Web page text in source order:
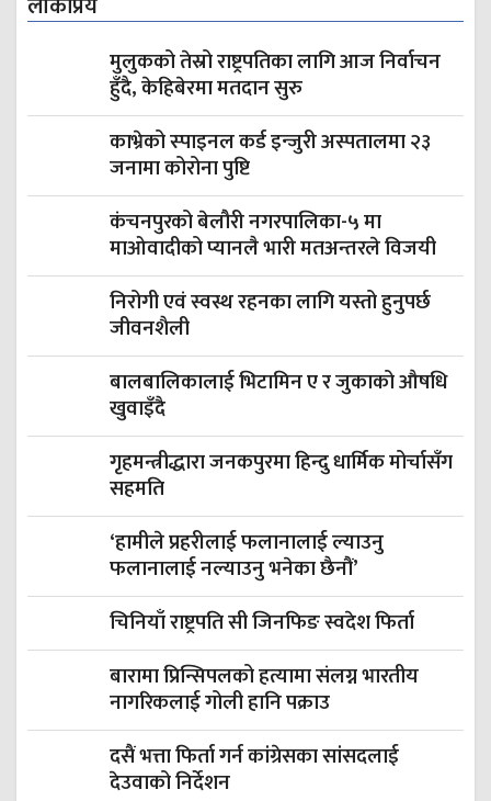
मुलुकको तेस्रो राष्ट्रपतिका लागि आज निर्वाचन
हुँदै, केहिबेरमा मतदान सुरु
काभ्रेको स्‍पाइनल कर्ड इन्जुरी अस्पतालमा २३
जनामा कोरोना पुष्टि
कंचनपुरको बेलौरी नगरपालिका-५ मा
माओवादीको प्यानलै भारी मतअन्तरले विजयी
निरोगी एवं स्वस्थ रहनका लागि यस्तो हुनुपर्छ
जीवनशैली
बालबालिकालाई भिटामिन ए र जुकाको औषधि
खुवाइँदै
गृहमन्त्रीद्धारा जनकपुरमा हिन्दु धार्मिक मोर्चासँग
सहमति
‘हामीले प्रहरीलाई फलानालाई ल्याउनु
फलानालाई नल्याउनु भनेका छैनौं’
चिनियाँ राष्ट्रपति सी जिनफिङ स्वदेश फिर्ता
बारामा प्रिन्सिपलको हत्यामा संलग्न भारतीय
नागरिकलाई गोली हानि पक्राउ
दसैं भत्ता फिर्ता गर्न कांग्रेसका सांसदलाई
देउवाको निर्देशन